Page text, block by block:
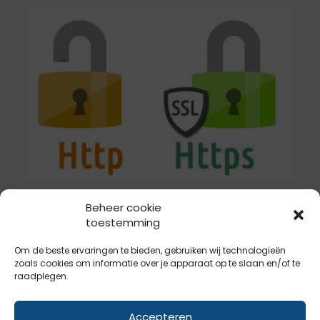
Beheer cookie
toestemming
Om de beste ervaringen te bieden, gebruiken wij technologieën
zoals cookies om informatie over je apparaat op te slaan en/of te
raadplegen.
Accepteren
Na juli zal hier ook nog een bordje
“onveilig” aan worden toegevoegd.
Waarom is dit verder
belangrijk?